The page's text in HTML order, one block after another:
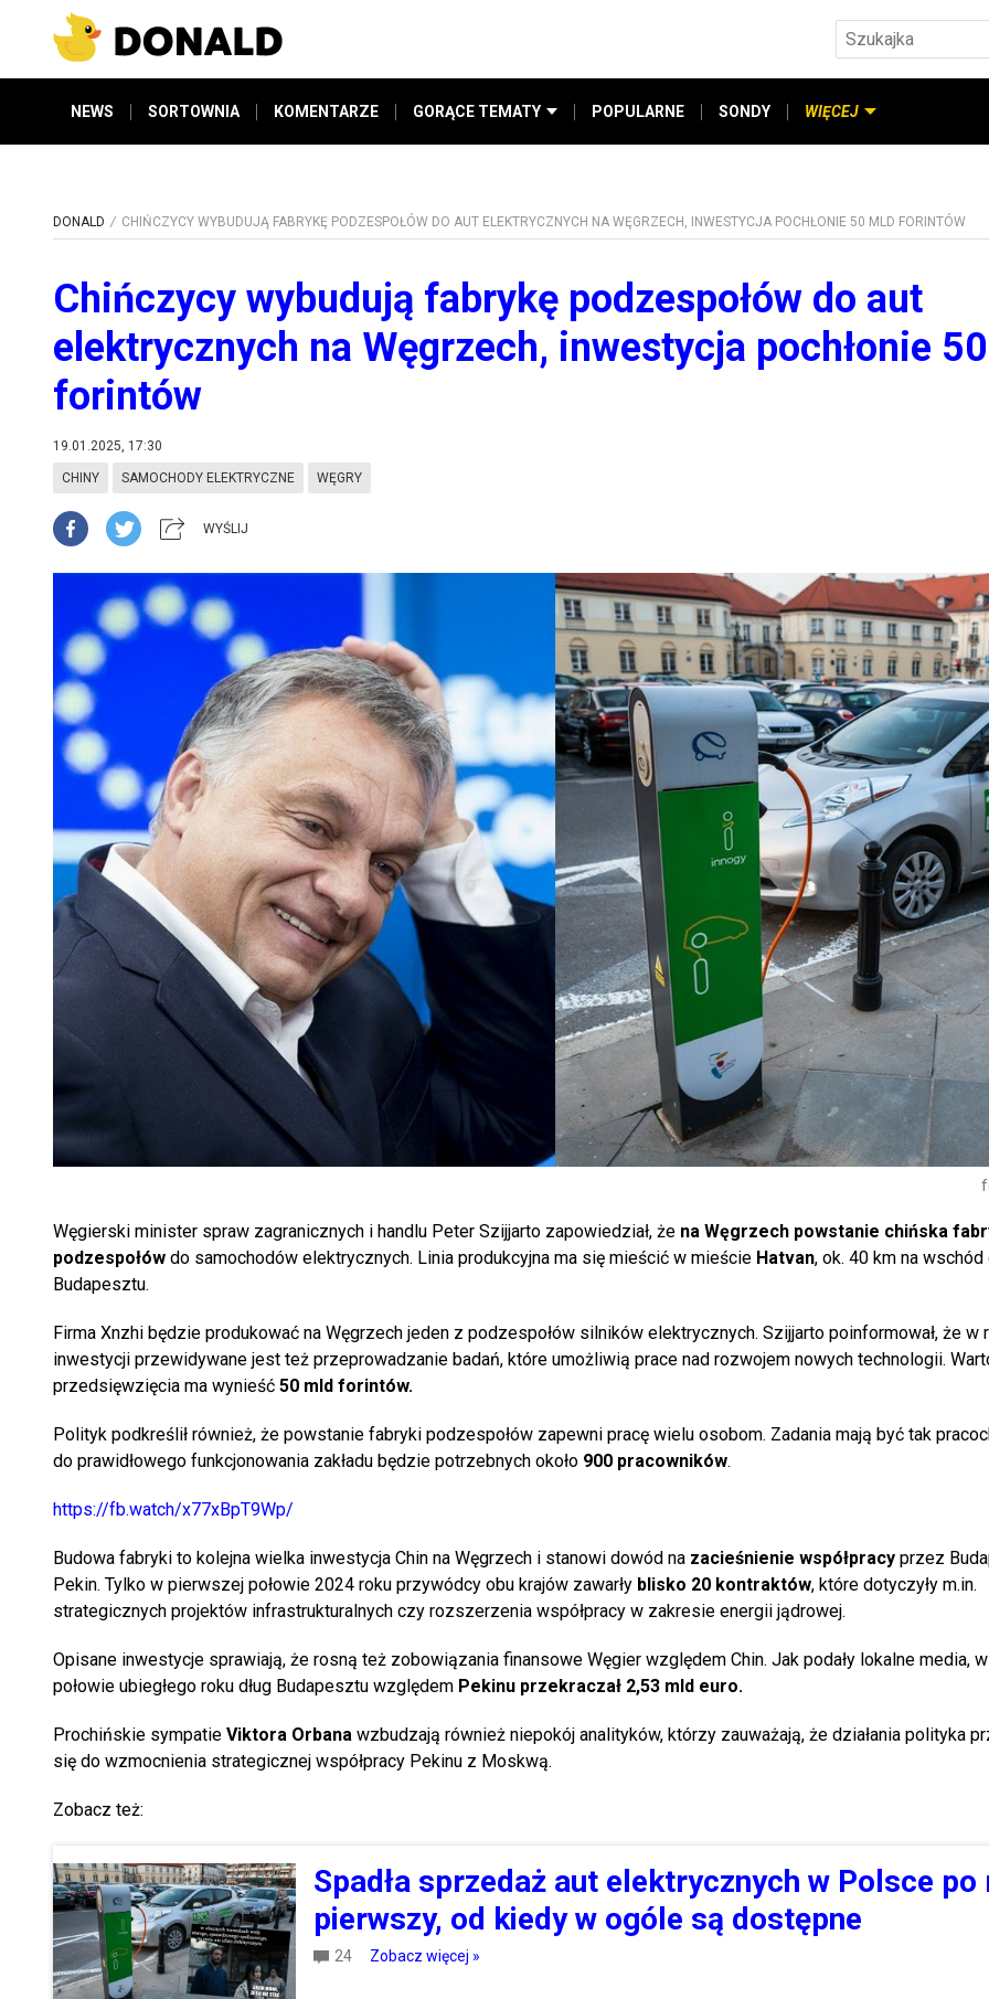
NEWS SORTOWNIA KOMENTARZE GORĄCE TEMATY POPULARNE SONDY WIĘCEJ
DONALD CHIŃCZYCY WYBUDUJĄ FABRYKĘ PODZESPOŁÓW DO AUT ELEKTRYCZNYCH NA WĘGRZECH, INWESTYCJA POCHŁONIE 50 MLD FORINTÓW
Chińczycy wybudują fabrykę podzespołów do aut
elektrycznych na Węgrzech, inwestycja pochłonie
forintów
19.01.2025, 17:30
CHINY SAMOCHODY ELEKTRYCZNE WĘGRY
WYŚLIJ
Węgierski minister spraw zagranicznych i handlu Peter Szijjarto zapowiedział, że na Węgrzech powstanie chińska
podzespołów do samochodów elektrycznych. Linia produkcyjna ma się mieścić w mieście Hatvan, ok. 40 km na wschód
Budapesztu.
Firma Xnzhi będzie produkować na Węgrzech jeden z podzespołów silników elektrycznych. Szijjarto poinformował, że w
inwestycji przewidywane jest też przeprowadzanie badań, które umożliwią prace nad rozwojem nowych technologii.
przedsięwzięcia ma wynieść 50 mld forintów.
Polityk podkreślił również, że powstanie fabryki podzespołów zapewni pracę wielu osobom. Zadania mają być tak
do prawidłowego funkcjonowania zakładu będzie potrzebnych około 900 pracowników.
https://fb.watch/x77xBpT9Wp/
Budowa fabryki to kolejna wielka inwestycja Chin na Węgrzech i stanowi dowód na zacieśnienie współpracy przez
Pekin. Tylko w pierwszej połowie 2024 roku przywódcy obu krajów zawarły blisko 20 kontraktów, które dotyczyły m.in.
strategicznych projektów infrastrukturalnych czy rozszerzenia współpracy w zakresie energii jądrowej.
Opisane inwestycje sprawiają, że rosną też zobowiązania finansowe Węgier względem Chin. Jak podały lokalne media,
połowie ubiegłego roku dług Budapesztu względem Pekinu przekraczał 2,53 mld euro.
Prochińskie sympatie Viktora Orbana wzbudzają również niepokój analityków, którzy zauważają, że działania polityka
się do wzmocnienia strategicznej współpracy Pekinu z Moskwą.
Zobacz też:
Spadła sprzedaż aut elektrycznych w Polsce po
pierwszy, od kiedy w ogóle są dostępne
24 Zobacz więcej »